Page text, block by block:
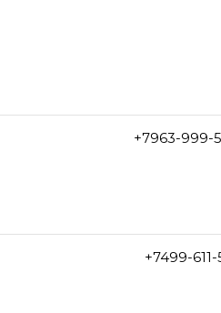
+7963-999-
+7499-611-